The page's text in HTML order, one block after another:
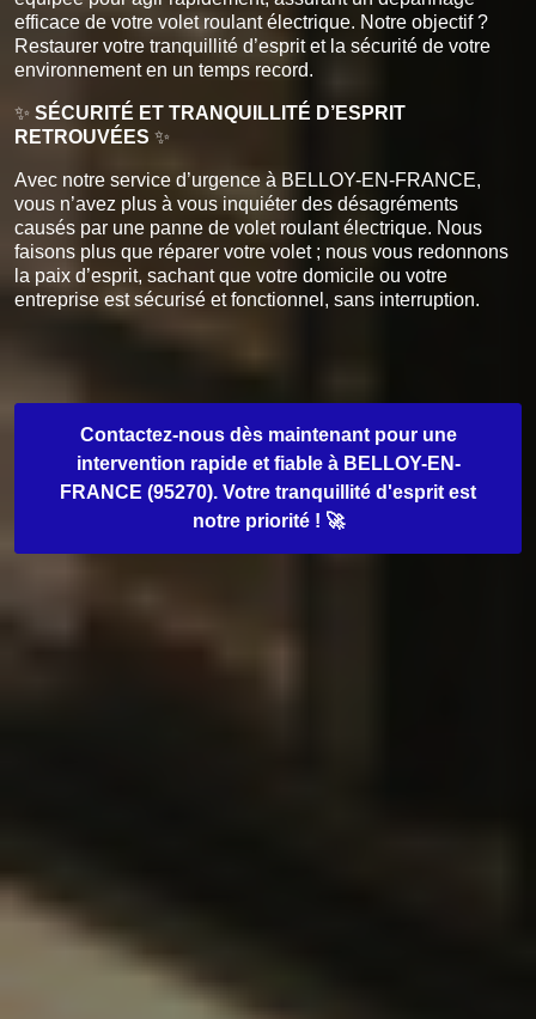
efficace de votre volet roulant électrique. Notre objectif ?
Restaurer votre tranquillité d’esprit et la sécurité de votre
environnement en un temps record.
✨ SÉCURITÉ ET TRANQUILLITÉ D’ESPRIT
RETROUVÉES ✨
Avec notre service d’urgence à BELLOY-EN-FRANCE,
vous n’avez plus à vous inquiéter des désagréments
causés par une panne de volet roulant électrique. Nous
faisons plus que réparer votre volet ; nous vous redonnons
la paix d’esprit, sachant que votre domicile ou votre
entreprise est sécurisé et fonctionnel, sans interruption.
Contactez-nous dès maintenant pour une
intervention rapide et fiable à BELLOY-EN-
FRANCE (95270). Votre tranquillité d'esprit est
notre priorité ! 🚀